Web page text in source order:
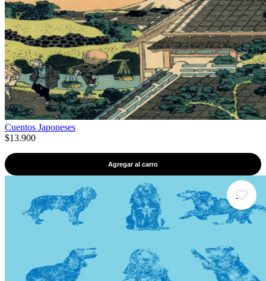
Cuentos Japoneses
$13.900
Agregar al carro